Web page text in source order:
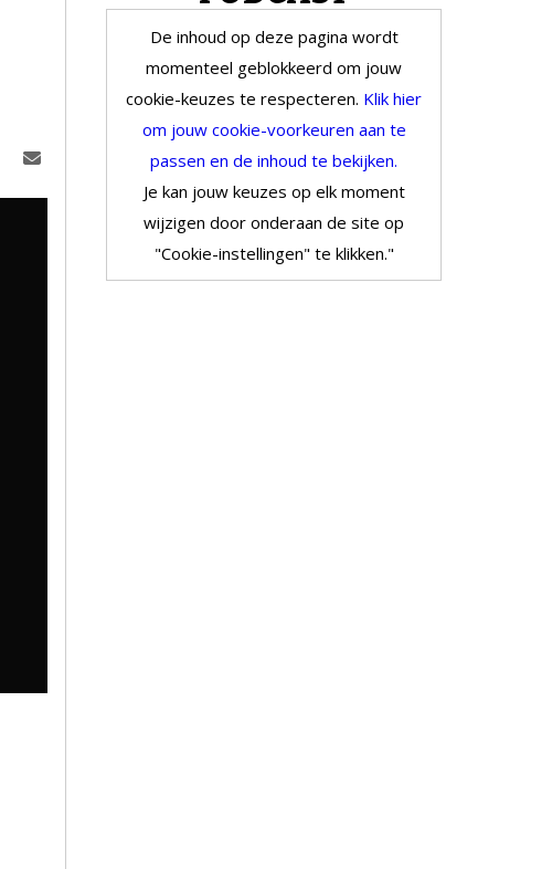
De inhoud op deze pagina wordt
momenteel geblokkeerd om jouw
cookie-keuzes te respecteren. Klik hier
om jouw cookie-voorkeuren aan te
passen en de inhoud te bekijken.
Je kan jouw keuzes op elk moment
wijzigen door onderaan de site op
"Cookie-instellingen" te klikken."